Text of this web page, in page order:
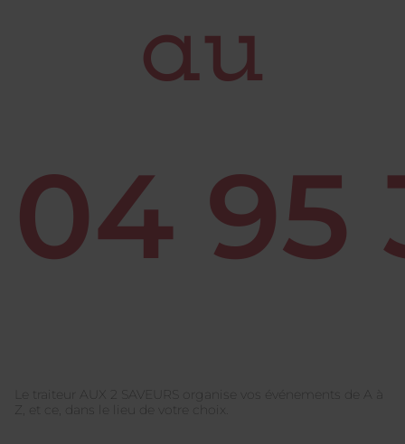
au
04 95
Le traiteur AUX 2 SAVEURS organise vos événements de A à
Z, et ce, dans le lieu de votre choix.